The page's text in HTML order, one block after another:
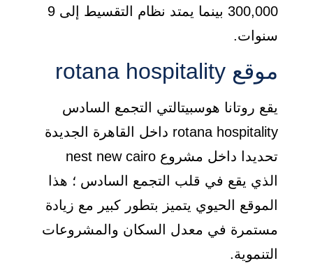
300,000 بينما يمتد نظام التقسيط إلى 9
سنوات.
موقع rotana hospitality
يقع روتانا هوسبيتالتي التجمع السادس
rotana hospitality داخل القاهرة الجديدة
تحديدا داخل مشروع nest new cairo
الذي يقع في قلب التجمع السادس ؛ هذا
الموقع الحيوي يتميز بتطور كبير مع زيادة
مستمرة في معدل السكان والمشروعات
التنموية.